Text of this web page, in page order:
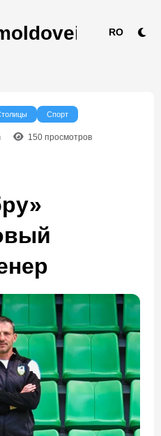
RO
Спорт
150 просмотров